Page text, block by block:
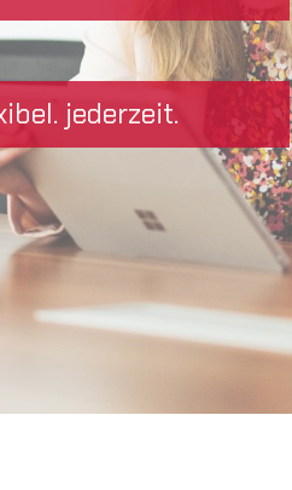
jederzeit.